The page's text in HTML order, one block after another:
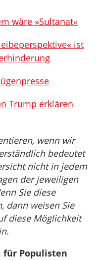
wäre »Sultanat«
ist
Trump erklären
wenn wir
bedeutet
nicht in jedem
der jeweiligen
Sie diese
dann weisen Sie
diese Möglichkeit
für Populisten